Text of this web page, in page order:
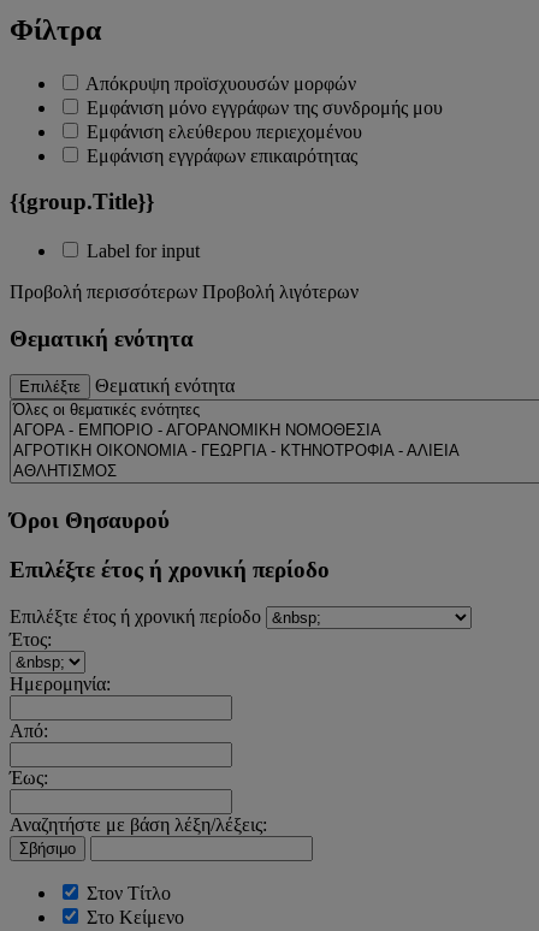
Φίλτρα
Απόκρυψη προϊσχυουσών μορφών
Εμφάνιση μόνο εγγράφων της συνδρομής μου
Εμφάνιση ελεύθερου περιεχομένου
Εμφάνιση εγγράφων επικαιρότητας
{{group.Title}}
Label for input
Προβολή περισσότερων Προβολή λιγότερων
Θεματική ενότητα
Επιλέξτε Θεματική ενότητα
Όροι Θησαυρού
Επιλέξτε έτος ή χρονική περίοδο
Επιλέξτε έτος ή χρονική περίοδο
Έτος:
Ημερομηνία:
Από:
Έως:
Αναζητήστε με βάση λέξη/λέξεις:
Σβήσιμο
Στον Τίτλο
Στο Κείμενο